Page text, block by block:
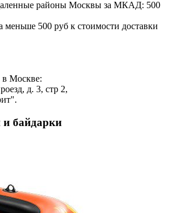
районы Москвы за МКАД: 500
меньше 500 руб к стоимости доставки
в Москве:
д. 3, стр 2,
байдарки